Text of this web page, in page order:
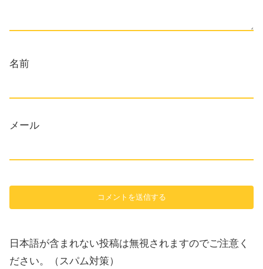
名前
メール
日本語が含まれない投稿は無視されますのでご注意く
ださい。（スパム対策）